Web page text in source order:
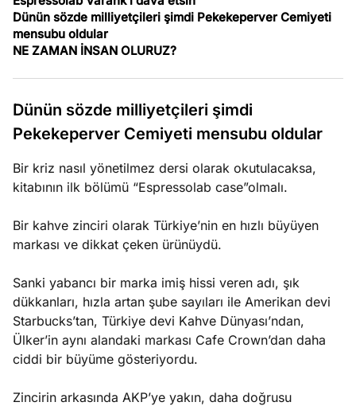
7, 2026
kirli
kimler
Ağustos
yasalar
Köşe
Spor
Dünün sözde milliyetçileri şimdi Pekekeperver Cemiyeti
mensubu oldular
NE ZAMAN İNSAN OLURUZ?
Dünün sözde milliyetçileri şimdi
Pekekeperver Cemiyeti mensubu oldular
Bir kriz nasıl yönetilmez dersi olarak okutulacaksa,
kitabının ilk bölümü “Espressolab case”olmalı.
Bir kahve zinciri olarak Türkiye’nin en hızlı büyüyen
markası ve dikkat çeken ürünüydü.
Sanki yabancı bir marka imiş hissi veren adı, şık
dükkanları, hızla artan şube sayıları ile Amerikan devi
Starbucks’tan, Türkiye devi Kahve Dünyası’ndan,
Ülker’in aynı alandaki markası Cafe Crown’dan daha
ciddi bir büyüme gösteriyordu.
Zincirin arkasında AKP’ye yakın, daha doğrusu